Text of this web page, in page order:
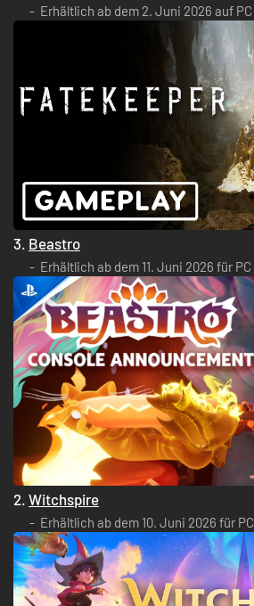
Erhältlich ab dem 2. Juni 2026 auf PC
3. Beastro
Erhältlich ab dem 11. Juni 2026 für PC
2. Witchspire
Erhältlich ab dem 10. Juni 2026 für PC